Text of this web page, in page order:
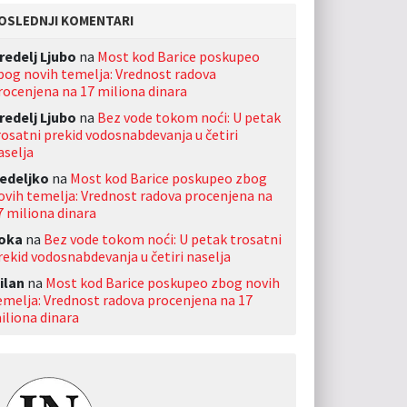
KOMENTARI
Ljubo na Most kod Barice poskupeo
novih temelja: Vrednost radova
na 17 miliona dinara
Ljubo na Bez vode tokom noći: U petak
prekid vodosnabdevanja u četiri
na Most kod Barice poskupeo zbog
temelja: Vrednost radova procenjena na
miliona dinara
na Bez vode tokom noći: U petak trosatni
vodosnabdevanja u četiri naselja
na Most kod Barice poskupeo zbog novih
Vrednost radova procenjena na 17
dinara